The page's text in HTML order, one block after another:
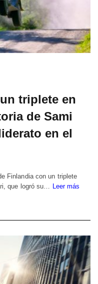
triplete en
de Sami
en el
Finlandia con un triplete
que logró su… Leer más